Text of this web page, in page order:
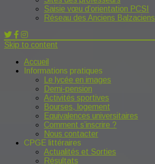
Saisie vœu d’orientation PCSI
Réseau des Anciens Balzaciens
Skip to content
Accueil
Informations pratiques
Le lycée en images
Demi-pension
Activités sportives
Bourses, logement
Equivalences universitaires
Comment s’inscrire ?
Nous contacter
CPGE littéraires
Actualités et Sorties
Résultats